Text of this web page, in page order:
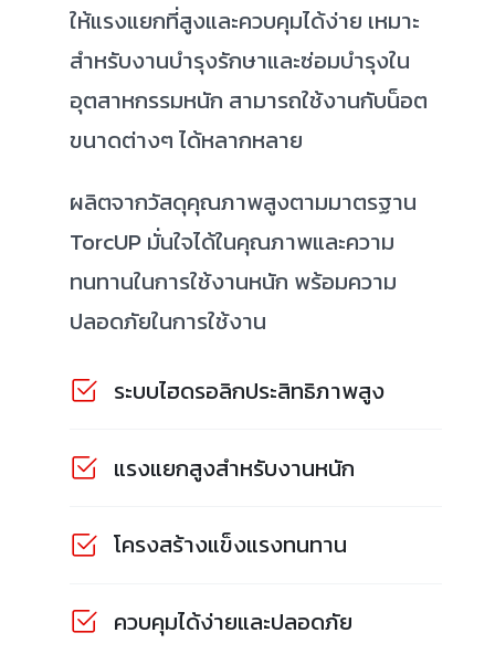
ให้แรงแยกที่สูงและควบคุมได้ง่าย เหมาะ
สำหรับงานบำรุงรักษาและซ่อมบำรุงใน
อุตสาหกรรมหนัก สามารถใช้งานกับน็อต
ขนาดต่างๆ ได้หลากหลาย
ผลิตจากวัสดุคุณภาพสูงตามมาตรฐาน
TorcUP มั่นใจได้ในคุณภาพและความ
ทนทานในการใช้งานหนัก พร้อมความ
ปลอดภัยในการใช้งาน
ระบบไฮดรอลิกประสิทธิภาพสูง
แรงแยกสูงสำหรับงานหนัก
โครงสร้างแข็งแรงทนทาน
ควบคุมได้ง่ายและปลอดภัย